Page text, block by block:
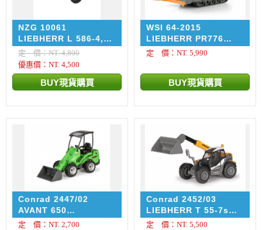
NZG 10061
LIEBHERR L 586-4,
Wheel loader, new
design
定 價：NT. 4,800
優惠價：NT. 4,500
WSI 64-2015
LIEBHERR PR776
MINING Premium Line
定 價：NT. 5,990
Conrad 2447/02
AVANT 650
Multifunction loader
定 價：NT. 2,700
Conrad 2452/03
LIEBHERR T 55-7s
Telescopic handler
定 價：NT. 5,500